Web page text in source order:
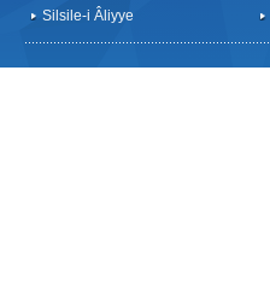
Silsile-i Âliyye